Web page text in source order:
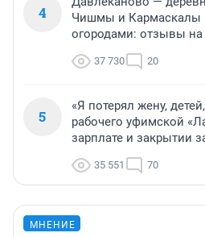
4
Чишмы и Кармаскалы
огородами: отзывы
37 730 20
5
«Я потерял жену,
рабочего уфимской
зарплате и закрытии
35 551 70
МНЕНИЕ